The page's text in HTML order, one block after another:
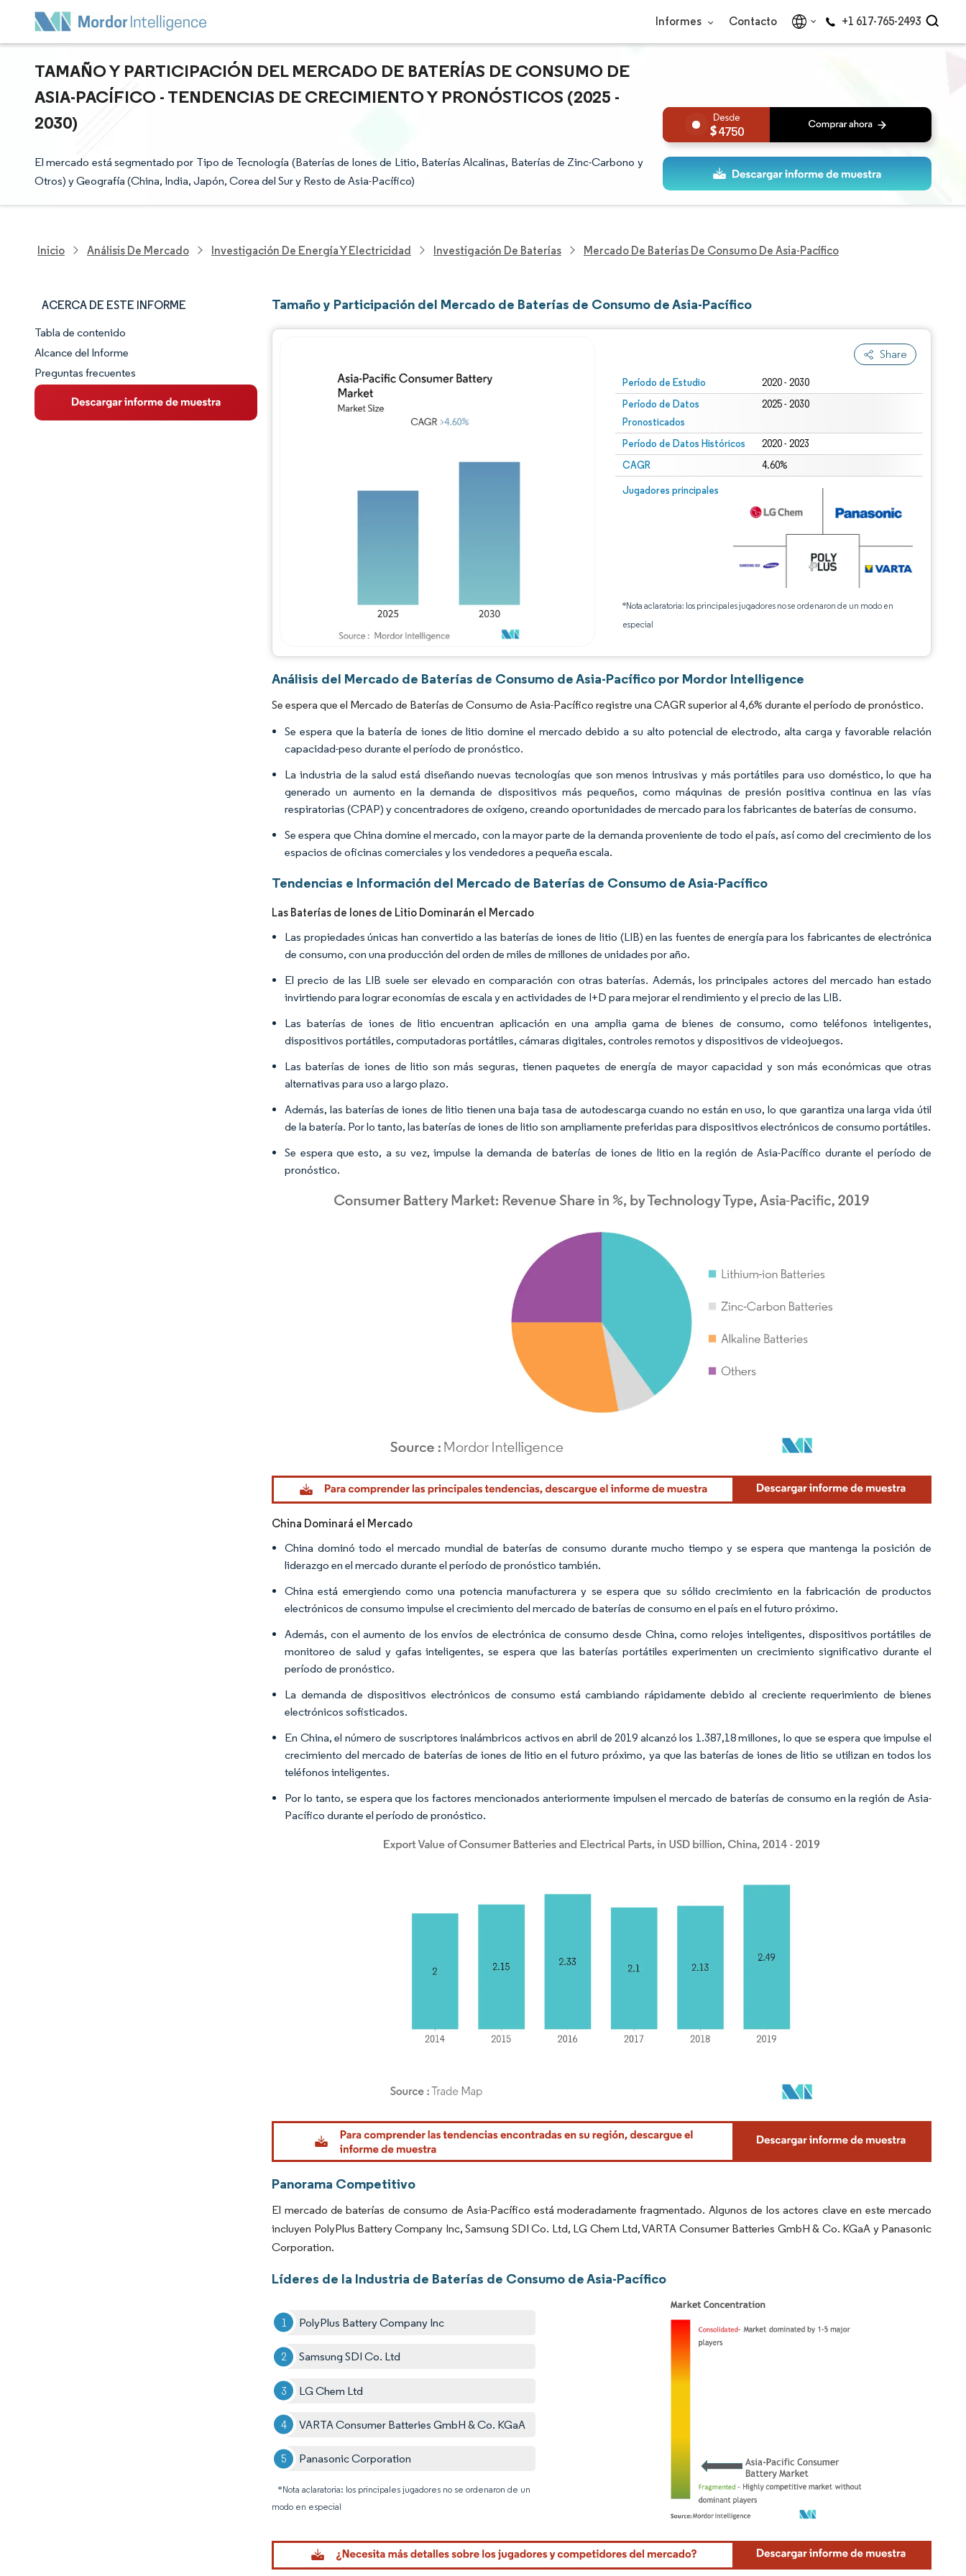
Informes Contacto +1 617-765-2493
TAMAÑO Y PARTICIPACIÓN DEL MERCADO DE BATERÍAS DE CONSUMO DE
ASIA-PACÍFICO - TENDENCIAS DE CRECIMIENTO Y PRONÓSTICOS (2025 -
2030)
El mercado está segmentado por Tipo de Tecnología (Baterías de Iones de Litio, Baterías Alcalinas, Baterías de Zinc-Carbono y
Otros) y Geografía (China, India, Japón, Corea del Sur y Resto de Asia-Pacífico)
4750
Inicio Análisis De Mercado Investigación De Energía Y Electricidad Investigación De Baterías Mercado De Baterías De Consumo De Asia-Pacífico
ACERCA DE ESTE INFORME
Panorama del Mercado
Visión General del Mercado
Tendencias Principales del Mercado
Tabla de contenido
Alcance del Informe
Preguntas frecuentes
Tamaño y Participación del Mercado de Baterías de Consumo de Asia-Pacífico
Share
Período de Estudio 2020 - 2030
Período de Datos
Pronosticados
2025 - 2030
Período de Datos Históricos 2020 - 2023
CAGR 4.60%
Jugadores principales
*Nota aclaratoria: los principales jugadores no se ordenaron de un modo en
especial
Imagen © Mordor Intelligence. El uso requiere atribución según CC BY 4.0.
Análisis del Mercado de Baterías de Consumo de Asia-Pacífico por Mordor Intelligence
Se espera que el Mercado de Baterías de Consumo de Asia-Pacífico registre una CAGR superior al 4,6% durante el período de pronóstico.
Se espera que la batería de iones de litio domine el mercado debido a su alto potencial de electrodo, alta carga y favorable relación
capacidad-peso durante el período de pronóstico.
La industria de la salud está diseñando nuevas tecnologías que son menos intrusivas y más portátiles para uso doméstico, lo que ha
generado un aumento en la demanda de dispositivos más pequeños, como máquinas de presión positiva continua en las vías
respiratorias (CPAP) y concentradores de oxígeno, creando oportunidades de mercado para los fabricantes de baterías de consumo.
Se espera que China domine el mercado, con la mayor parte de la demanda proveniente de todo el país, así como del crecimiento de los
espacios de oficinas comerciales y los vendedores a pequeña escala.
Tendencias e Información del Mercado de Baterías de Consumo de Asia-Pacífico
Las Baterías de Iones de Litio Dominarán el Mercado
Las propiedades únicas han convertido a las baterías de iones de litio (LIB) en las fuentes de energía para los fabricantes de electrónica
de consumo, con una producción del orden de miles de millones de unidades por año.
El precio de las LIB suele ser elevado en comparación con otras baterías. Además, los principales actores del mercado han estado
invirtiendo para lograr economías de escala y en actividades de I+D para mejorar el rendimiento y el precio de las LIB.
Las baterías de iones de litio encuentran aplicación en una amplia gama de bienes de consumo, como teléfonos inteligentes,
dispositivos portátiles, computadoras portátiles, cámaras digitales, controles remotos y dispositivos de videojuegos.
Las baterías de iones de litio son más seguras, tienen paquetes de energía de mayor capacidad y son más económicas que otras
alternativas para uso a largo plazo.
Además, las baterías de iones de litio tienen una baja tasa de autodescarga cuando no están en uso, lo que garantiza una larga vida útil
de la batería. Por lo tanto, las baterías de iones de litio son ampliamente preferidas para dispositivos electrónicos de consumo portátiles.
Se espera que esto, a su vez, impulse la demanda de baterías de iones de litio en la región de Asia-Pacífico durante el período de
pronóstico.
Imagen © Mordor Intelligence. El uso requiere atribución según CC BY 4.0.
China Dominará el Mercado
China dominó todo el mercado mundial de baterías de consumo durante mucho tiempo y se espera que mantenga la posición de
liderazgo en el mercado durante el período de pronóstico también.
China está emergiendo como una potencia manufacturera y se espera que su sólido crecimiento en la fabricación de productos
electrónicos de consumo impulse el crecimiento del mercado de baterías de consumo en el país en el futuro próximo.
Además, con el aumento de los envíos de electrónica de consumo desde China, como relojes inteligentes, dispositivos portátiles de
monitoreo de salud y gafas inteligentes, se espera que las baterías portátiles experimenten un crecimiento significativo durante el
período de pronóstico.
La demanda de dispositivos electrónicos de consumo está cambiando rápidamente debido al creciente requerimiento de bienes
electrónicos sofisticados.
En China, el número de suscriptores inalámbricos activos en abril de 2019 alcanzó los 1.387,18 millones, lo que se espera que impulse el
crecimiento del mercado de baterías de iones de litio en el futuro próximo, ya que las baterías de iones de litio se utilizan en todos los
teléfonos inteligentes.
Por lo tanto, se espera que los factores mencionados anteriormente impulsen el mercado de baterías de consumo en la región de Asia-
Pacífico durante el período de pronóstico.
Imagen © Mordor Intelligence. El uso requiere atribución según CC BY 4.0.
Panorama Competitivo
El mercado de baterías de consumo de Asia-Pacífico está moderadamente fragmentado. Algunos de los actores clave en este mercado
incluyen PolyPlus Battery Company Inc, Samsung SDI Co. Ltd, LG Chem Ltd, VARTA Consumer Batteries GmbH & Co. KGaA y Panasonic
Corporation.
Líderes de la Industria de Baterías de Consumo de Asia-Pacífico
PolyPlus Battery Company Inc
Samsung SDI Co. Ltd
LG Chem Ltd
VARTA Consumer Batteries GmbH & Co. KGaA
Panasonic Corporation
*Nota aclaratoria: los principales jugadores no se ordenaron de un
modo en especial
Imagen © Mordor Intelligence. El uso requiere atribución según CC BY 4.0.